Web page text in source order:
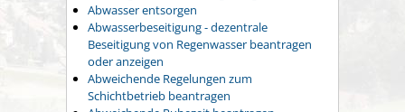
Abwasser entsorgen
Abwasserbeseitigung - dezentrale
Beseitigung von Regenwasser beantragen
oder anzeigen
Abweichende Regelungen zum
Schichtbetrieb beantragen